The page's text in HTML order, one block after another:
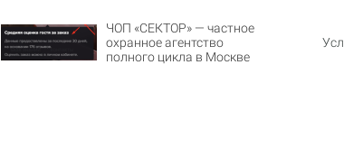
ЧОП «СЕКТОР» — частное
охранное агентство
полного цикла в Москве